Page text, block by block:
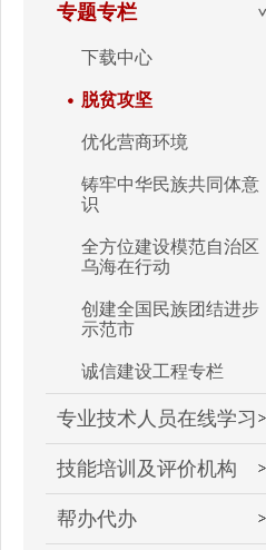
专题专栏
下载中心
脱贫攻坚
优化营商环境
铸牢中华民族共同体意
识
全方位建设模范自治区
乌海在行动
创建全国民族团结进步
示范市
诚信建设工程专栏
专业技术人员在线学习
技能培训及评价机构
帮办代办